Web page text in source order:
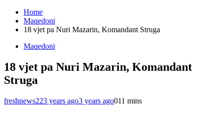
Home
Maqedoni
18 vjet pa Nuri Mazarin, Komandant Struga
Maqedoni
18 vjet pa Nuri Mazarin, Komandant
Struga
freshnews223 years ago3 years ago011 mins